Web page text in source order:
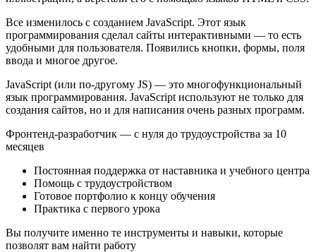
Все изменилось с созданием JavaScript. Этот язык
программирования сделал сайты интерактивными — то есть
удобными для пользователя. Появились кнопки, формы, поля
ввода и многое другое.
JavaScript (или по-другому JS) — это многофункциональный
язык программирования. JavaScript используют не только для
создания сайтов, но и для написания очень разных программ.
Фронтенд-разработчик — с нуля до трудоустройства за 10
месяцев
Постоянная поддержка от наставника и учебного центра
Помощь с трудоустройством
Готовое портфолио к концу обучения
Практика с первого урока
Вы получите именно те инструменты и навыки, которые
позволят вам найти работу